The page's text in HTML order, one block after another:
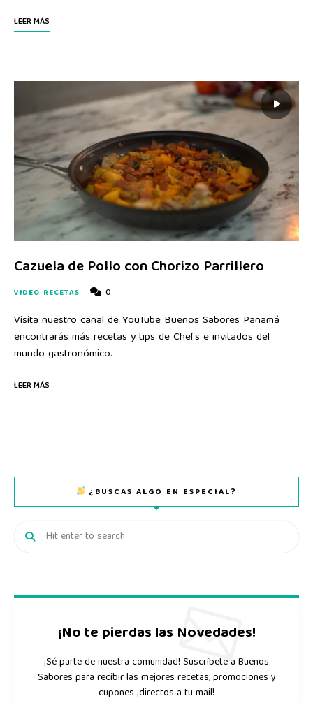
LEER MÁS
Cazuela de Pollo con Chorizo Parrillero
VIDEO RECETAS 0
Visita nuestro canal de YouTube Buenos Sabores Panamá
encontrarás más recetas y tips de Chefs e invitados del
mundo gastronómico.
LEER MÁS
¿BUSCAS ALGO EN ESPECIAL?
¡No te pierdas las Novedades!
¡Sé parte de nuestra comunidad! Suscríbete a Buenos
Sabores para recibir las mejores recetas, promociones y
cupones ¡directos a tu mail!